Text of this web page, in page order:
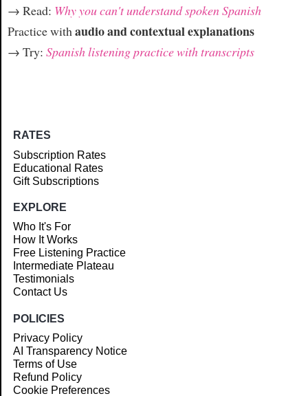
→ Read: Why you can't understand spoken Spanish
Practice withaudio and contextual explanations
→ Try: Spanish listening practice with transcripts
RATES
Subscription Rates
Educational Rates
Gift Subscriptions
EXPLORE
Who It's For
How It Works
Free Listening Practice
Intermediate Plateau
Testimonials
Contact Us
POLICIES
Privacy Policy
AI Transparency Notice
Terms of Use
Refund Policy
Cookie Preferences